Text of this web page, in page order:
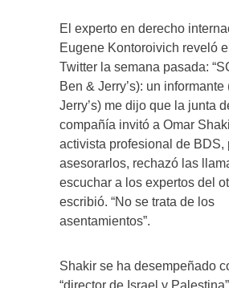
El experto en derecho
Eugene Kontoroivich reveló
Twitter la semana pasada:
Ben & Jerry’s): un
Jerry’s) me dijo que la junta
compañía invitó a Omar
activista profesional de BDS,
asesorarlos, rechazó las
escuchar a los expertos del
escribió. “No se trata de los
asentamientos”.
Shakir se ha desempeñado